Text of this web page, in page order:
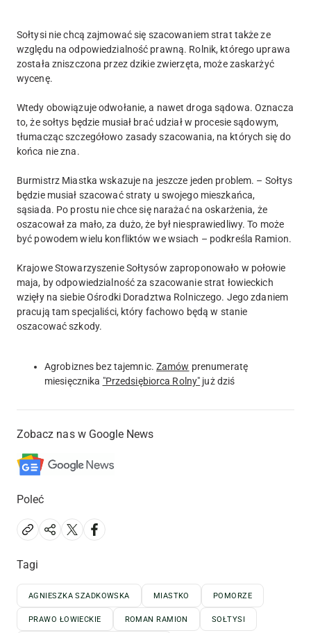
Sołtysi nie chcą zajmować się szacowaniem strat także ze
względu na odpowiedzialność prawną. Rolnik, którego uprawa
została zniszczona przez dzikie zwierzęta, może zaskarżyć
wycenę.
Wtedy obowiązuje odwołanie, a nawet droga sądowa. Oznacza
to, że sołtys będzie musiał brać udział w procesie sądowym,
tłumacząc szczegółowo zasady szacowania, na których się do
końca nie zna.
Burmistrz Miastka wskazuje na jeszcze jeden problem. – Sołtys
będzie musiał szacować straty u swojego mieszkańca,
sąsiada. Po prostu nie chce się narażać na oskarżenia, że
oszacował za mało, za dużo, że był niesprawiedliwy. To może
być powodem wielu konfliktów we wsiach – podkreśla Ramion.
Krajowe Stowarzyszenie Sołtysów zaproponowało w połowie
maja, by odpowiedzialność za szacowanie strat łowieckich
wzięły na siebie Ośrodki Doradztwa Rolniczego. Jego zdaniem
pracują tam specjaliści, który fachowo będą w stanie
oszacować szkody.
Agrobiznes bez tajemnic. Zamów prenumeratę
miesięcznika "Przedsiębiorca Rolny" już dziś
Zobacz nas w Google News
Poleć
Tagi
AGNIESZKA SZADKOWSKA MIASTKO POMORZE
PRAWO ŁOWIECKIE ROMAN RAMION SOŁTYSI